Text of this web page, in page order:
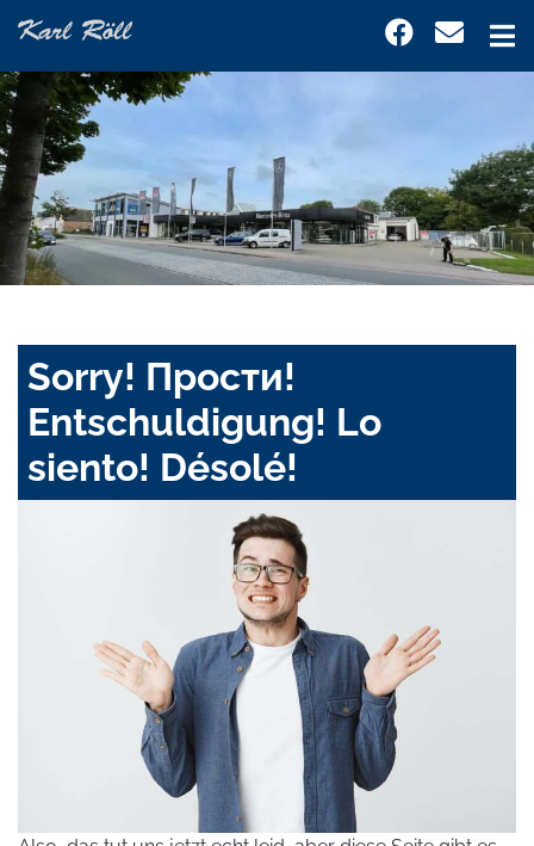
Sorry! Прости!
Entschuldigung! Lo
siento! Désolé!